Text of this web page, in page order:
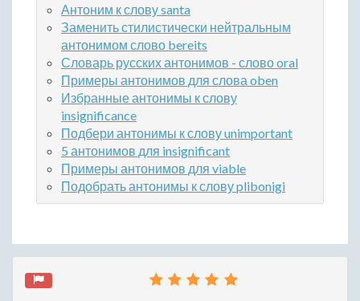
Антоним к слову santa
Заменить стилистически нейтральным
антонимом слово bereits
Словарь русских антонимов - слово oral
Примеры антонимов для слова oben
Избранные антонимы к слову
insignificance
Подбери антонимы к слову unimportant
5 антонимов для insignificant
Примеры антонимов для viable
Подобрать антонимы к слову plibonigi